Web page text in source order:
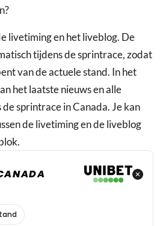
livetiming en het liveblog. De
tijdens de sprintrace, zodat
van de actuele stand. In het
het laatste nieuws en alle
sprintrace in Canada. Je kan
de livetiming en de liveblog